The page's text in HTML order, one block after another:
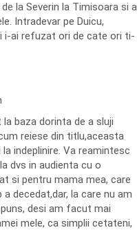
la Severin la Timisoara si a
Intradevar pe Duicu,
i-ai refuzat ori de cate ori ti-
baza dorinta de a sluji
reiese din titlu,aceasta
indeplinire. Va reamintesc
dvs in audienta cu o
si pentru mama mea, care
decedat,dar, la care nu am
desi am facut mai
mele, ca simplii cetateni,